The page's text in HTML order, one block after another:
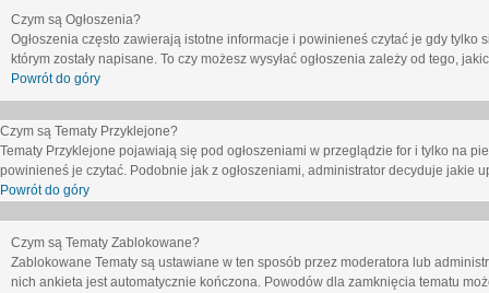
Czym są Ogłoszenia?
Ogłoszenia często zawierają istotne informacje i powinieneś czytać je gdy
którym zostały napisane. To czy możesz wysyłać ogłoszenia zależy od tego,
Powrót do góry
Czym są Tematy Przyklejone?
Tematy Przyklejone pojawiają się pod ogłoszeniami w przeglądzie for i tylko na
powinieneś je czytać. Podobnie jak z ogłoszeniami, administrator decyduje
Powrót do góry
Czym są Tematy Zablokowane?
Zablokowane Tematy są ustawiane w ten sposób przez moderatora lub
nich ankieta jest automatycznie kończona. Powodów dla zamknięcia tematu